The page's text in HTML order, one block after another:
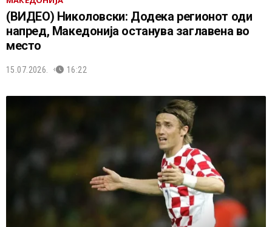
(ВИДЕО) Николовски: Додека регионот оди
напред, Македонија останува заглавена во
место
15.07.2026. 16:22